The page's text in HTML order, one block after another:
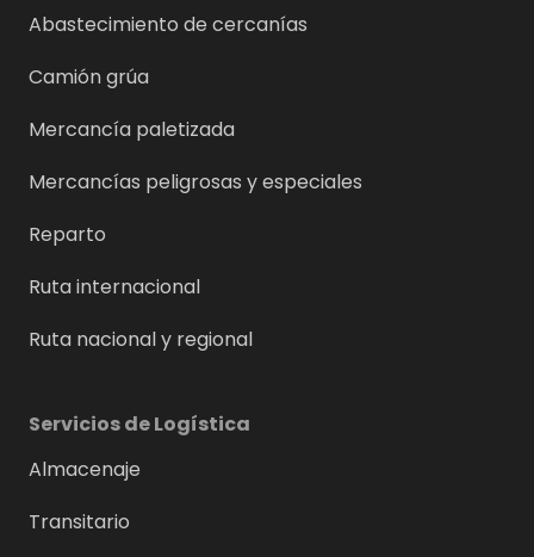
Abastecimiento de cercanías
Camión grúa
Mercancía paletizada
Mercancías peligrosas y especiales
Reparto
Ruta internacional
Ruta nacional y regional
Servicios de Logística
Almacenaje
Transitario